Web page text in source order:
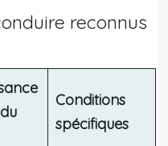
reconnus
Conditions
spécifiques